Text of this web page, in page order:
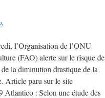
.
l’Organisation de l’ONU
(FAO) alerte sur le risque de
la diminution drastique de la
Article paru sur le site
: Selon une étude des